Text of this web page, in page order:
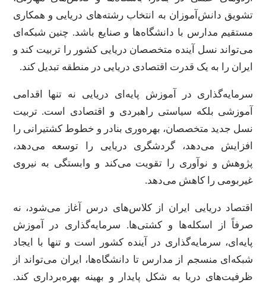
تشویق دانش‌آموزان به انتخاب رشته‌های دریایی و همکاری
مستقیم مدارس با دانشگاه‌ها و صنایع باشد. چنین شبکه‌ای
می‌تواند نسل آینده متخصصان دریایی کشور را تربیت کند و
ایران را به یک قدرت اقتصادی دریایی در منطقه تبدیل کند.
سرمایه‌گذاری در آموزش پایه‌ای دریایی نه تنها اقدامی
آموزشی بلکه سیاستی راهبردی و اقتصادی است. تربیت
نسل جدید متخصصان، بهره‌وری بنادر و خطوط کشتیرانی را
افزایش می‌دهد، گردشگری دریایی را توسعه می‌دهد،
پژوهش و نوآوری را تقویت می‌کند و وابستگی به نیروی
غیربومی را کاهش می‌دهد.
اقتصاد دریایی ایران از کلاس‌های درس آغاز می‌شود، نه
صرفاً از اسکله‌ها و کشتی‌ها. سرمایه‌گذاری در آموزش
پایه‌ای، سرمایه‌گذاری در آینده کشور است و تنها با ایجاد
شبکه‌ای منسجم از مدارس تا دانشگاه‌ها، ایران می‌تواند از
ظرفیت‌های دریا به شکل پایدار و بهینه بهره‌برداری کند.